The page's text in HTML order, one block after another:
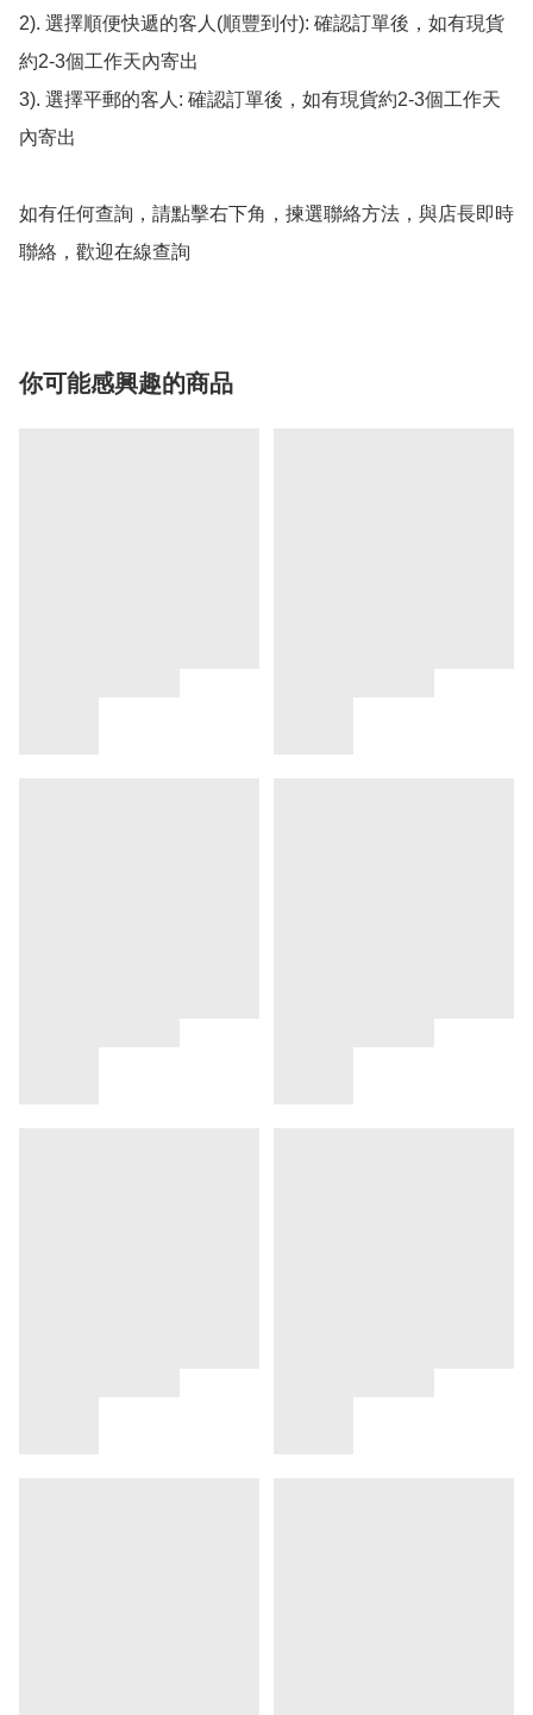
2). 選擇順便快遞的客人(順豐到付): 確認訂單後，如有現貨
約2-3個工作天內寄出
3). 選擇平郵的客人: 確認訂單後，如有現貨約2-3個工作天
內寄出
如有任何查詢，請點擊右下角，揀選聯絡方法，與店長即時
聯絡，歡迎在線查詢
你可能感興趣的商品